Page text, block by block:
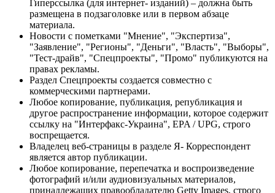
Гиперссылка (для интернет- изданий) – должна быть
размещена в подзаголовке или в первом абзаце
материала.
Новости с пометками "Мнение", "Экспертиза",
"Заявление", "Регионы", "Деньги", "Власть", "Выборы",
"Тест-драйв", "Спецпроекты", "Промо" публикуются на
правах рекламы.
Раздел Спецпроекты создается совместно с
коммерческими партнерами.
Любое копирование, публикация, републикация и
другое распространение информации, которое содержит
ссылку на "Интерфакс-Украина", EPA / UPG, строго
воспрещается.
Владелец веб-страницы в разделе Я- Корреспондент
является автор публикации.
Любое копирование, перепечатка и воспроизведение
фотографий и/или аудиовизуальных материалов,
принадлежащих правообладателю Getty Images, строго